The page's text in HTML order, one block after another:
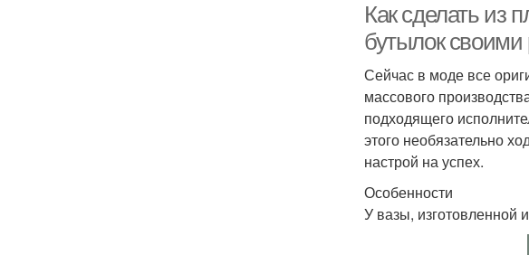
Как сделать из
бутылок своими
Сейчас в моде все
массового
подходящего
этого необязательно
настрой на успех.
Особенности
У вазы, изготовленной